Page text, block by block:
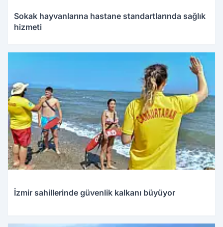
Sokak hayvanlarına hastane standartlarında sağlık
hizmeti
İzmir sahillerinde güvenlik kalkanı büyüyor